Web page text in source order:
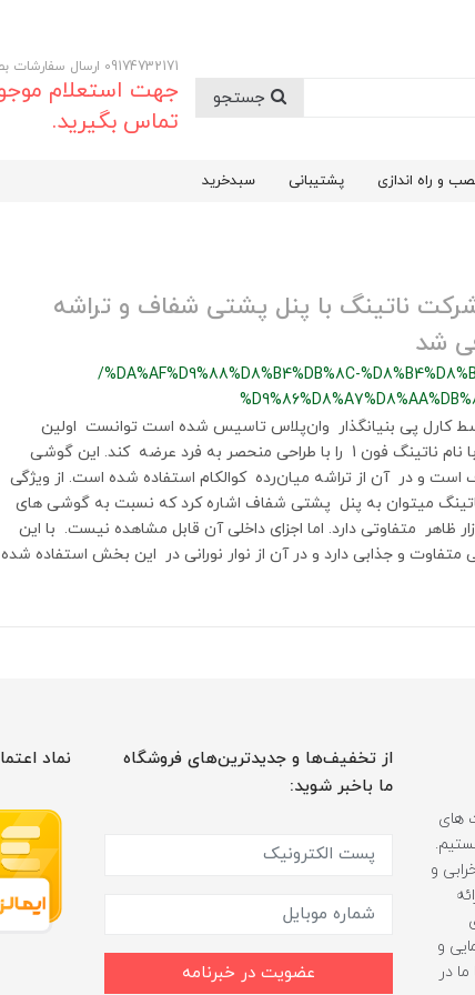
09174732171 ارسال سفارشات بصورت پس‌کرایه تیپاکس
جهت استعلام
تماس بگیرید.
و راه اندازی پشتیبانی سبدخرید
ناتینگ با پنل پشتی شفاف و تراشه
شد
/%DA%AF%D9%88%D8%B4%DB%8C-
کارل پی بنیانگذار وان‌پلاس تاسیس شده است توانست اولین
گوشی هوشمند خود با نام ناتینگ فون 1 را با طراحی منحصر به فرد عرضه کند. این گوشی
است و در آن از تراشه میان‌رده کوالکام استفاده شده است. از ویژگی
میتوان به پنل پشتی شفاف اشاره کرد که نسبت به گوشی های
ظاهر متفاوتی دارد. اما اجزای داخلی آن قابل مشاهده نیست. با این
و جذابی دارد و در آن از نوار نورانی در این بخش استفاده شده
های
و
و
از طریق 09174732171 با ما در
از تخفیف‌ها و جدیدترین‌های فروشگاه
ما باخبر شوید:
عضویت در خبرنامه
نماد